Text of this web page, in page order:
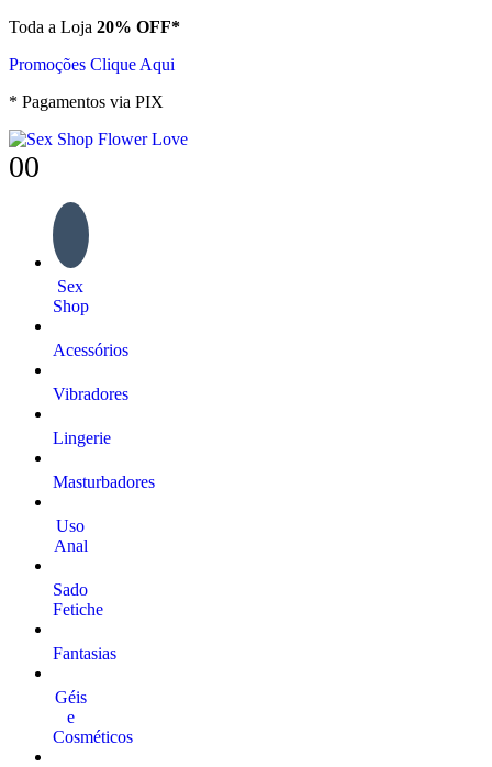
Toda a Loja 20% OFF*
Promoções Clique Aqui
* Pagamentos via PIX
00
Sex
Shop
Acessórios
Vibradores
Lingerie
Masturbadores
Uso
Anal
Sado
Fetiche
Fantasias
Géis
e
Cosméticos